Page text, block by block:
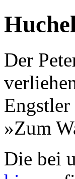
Der
»Zum
Die bei